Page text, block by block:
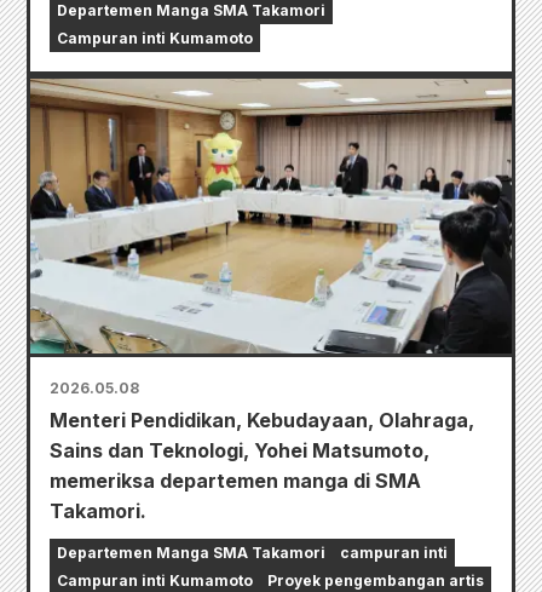
Departemen Manga SMA Takamori
Campuran inti Kumamoto
2026.05.08
Menteri Pendidikan, Kebudayaan, Olahraga,
Sains dan Teknologi, Yohei Matsumoto,
memeriksa departemen manga di SMA
Takamori.
Departemen Manga SMA Takamori
campuran inti
Campuran inti Kumamoto
Proyek pengembangan artis